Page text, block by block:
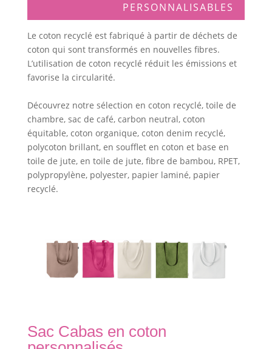
PERSONNALISABLES
Le coton recyclé est fabriqué à partir de déchets de
coton qui sont transformés en nouvelles fibres.
L’utilisation de coton recyclé réduit les émissions et
favorise la circularité.
Découvrez notre sélection en coton recyclé, toile de
chambre, sac de café, carbon neutral, coton
équitable, coton organique, coton denim recyclé,
polycoton brillant, en soufflet en coton et base en
toile de jute, en toile de jute, fibre de bambou, RPET,
polypropylène, polyester, papier laminé, papier
recyclé.
Sac Cabas en coton